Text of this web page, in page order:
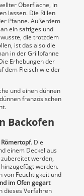
Oberfläche, in
lassen. Die Rillen
Pfanne. Außerdem
ein saftiges und
die trotzdem
ist das also die
in der Grillpfanne
Erhebungen der
dem Fleisch wie der
und einen dünnen
französischen
Backofen
Römertopf. Die
einem Deckel aus
werden,
werden.
von Feuchtigkeit und
im Ofen gegart
dieses Verfahren